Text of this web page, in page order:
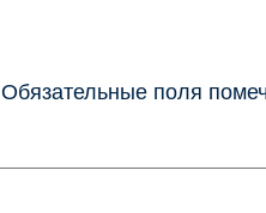
Обязательные поля